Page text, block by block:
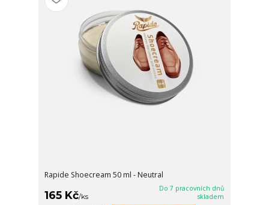
Rapide Shoecream 50 ml - Neutral
165 Kč/ks
Do 7 pracovních dnů
skladem